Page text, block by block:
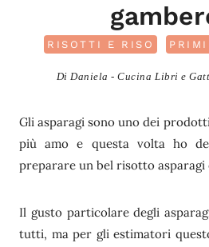
RISOTTI E RISO
Di Daniela - Cucina Libri e
Gli asparagi sono uno dei
più amo e questa volta ho
preparare un bel risotto asparagi
Il gusto particolare degli
tutti, ma per gli estimatori